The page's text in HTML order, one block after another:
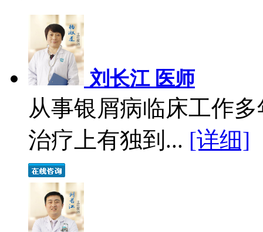
刘长江 医师
从事银屑病临床工作
治疗上有独到... [详细]